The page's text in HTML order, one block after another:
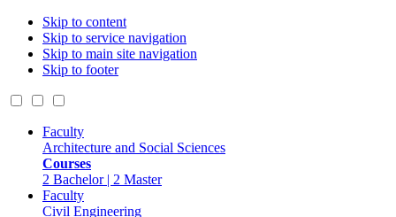
Skip to content
Skip to service navigation
Skip to main site navigation
Skip to footer
Faculty
Architecture and Social Sciences
Courses
2 Bachelor | 2 Master
Faculty
Civil Engineering